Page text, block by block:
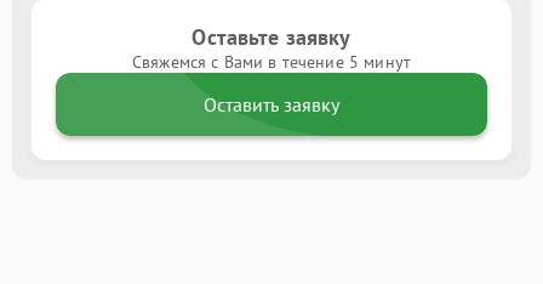
Оставьте заявку
Свяжемся с Вами в течение 5 минут
Оставить заявку